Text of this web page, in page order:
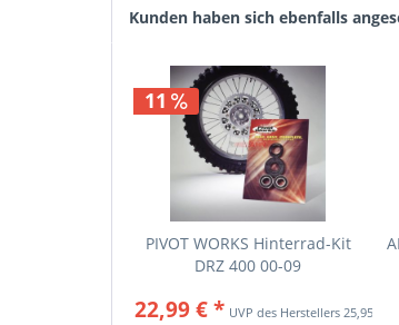
Kunden haben sich ebenfalls
11
PIVOT WORKS Hinterrad-Kit
DRZ 400 00-09
22,99 € * 25,95 € *